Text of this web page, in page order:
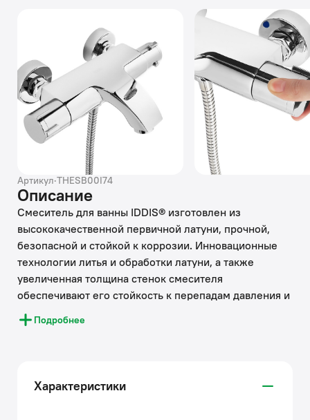
Артикул·THESB00I74
Описание
Смеситель для ванны IDDIS® изготовлен из
высококачественной первичной латуни, прочной,
безопасной и стойкой к коррозии. Инновационные
технологии литья и обработки латуни, а также
увеличенная толщина стенок смесителя
обеспечивают его стойкость к перепадам давления и
температур.
Увеличенное никель-хромовое покрытие полностью
течение всего срока службы изделия.
Благодаря гладкой внутренней поверхности
Подробнее
Характеристики